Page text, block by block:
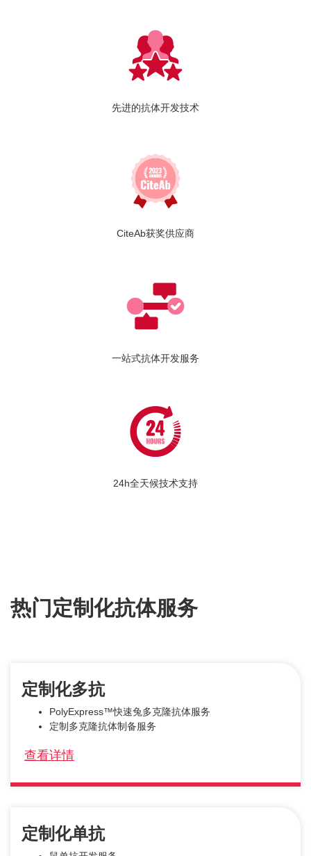
先进的抗体开发技术
CiteAb获奖供应商
一站式抗体开发服务
24h全天候技术支持
热门定制化抗体服务
定制化多抗
PolyExpress™快速兔多克隆抗体服务
定制多克隆抗体制备服务
查看详情
定制化单抗